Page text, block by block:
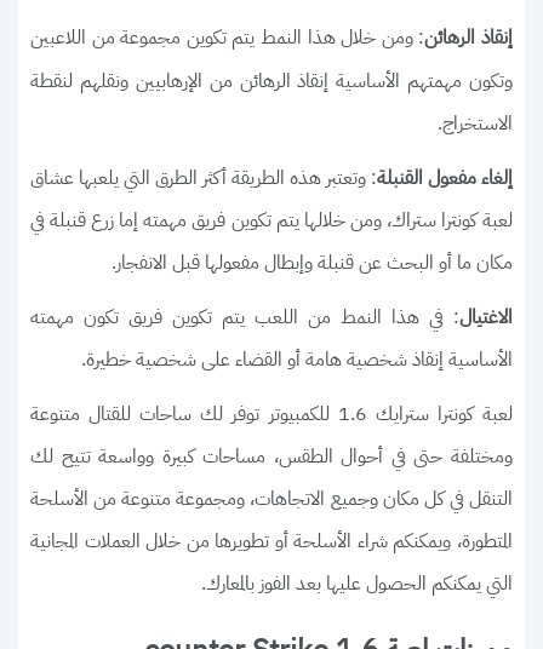
إنقاذ الرهائن: ومن خلال هذا النمط يتم تكوين مجموعة من اللاعبين
وتكون مهمتهم الأساسية إنقاذ الرهائن من الإرهابيين ونقلهم لنقطة
الاستخراج.
إلغاء مفعول القنبلة: وتعتبر هذه الطريقة أكثر الطرق التي يلعبها عشاق
لعبة كونترا ستراك، ومن خلالها يتم تكوين فريق مهمته إما زرع قنبلة في
مكان ما أو البحث عن قنبلة وإبطال مفعولها قبل الانفجار.
الاغتيال: في هذا النمط من اللعب يتم تكوين فريق تكون مهمته
الأساسية إنقاذ شخصية هامة أو القضاء على شخصية خطيرة.
لعبة كونترا سترايك 1.6 للكمبيوتر توفر لك ساحات للقتال متنوعة
ومختلفة حتى في أحوال الطقس، مساحات كبيرة وواسعة تتيح لك
التنقل في كل مكان وجميع الاتجاهات، ومجموعة متنوعة من الأسلحة
المتطورة، ويمكنكم شراء الأسلحة أو تطويرها من خلال العملات المجانية
التي يمكنكم الحصول عليها بعد الفوز بالمعارك.